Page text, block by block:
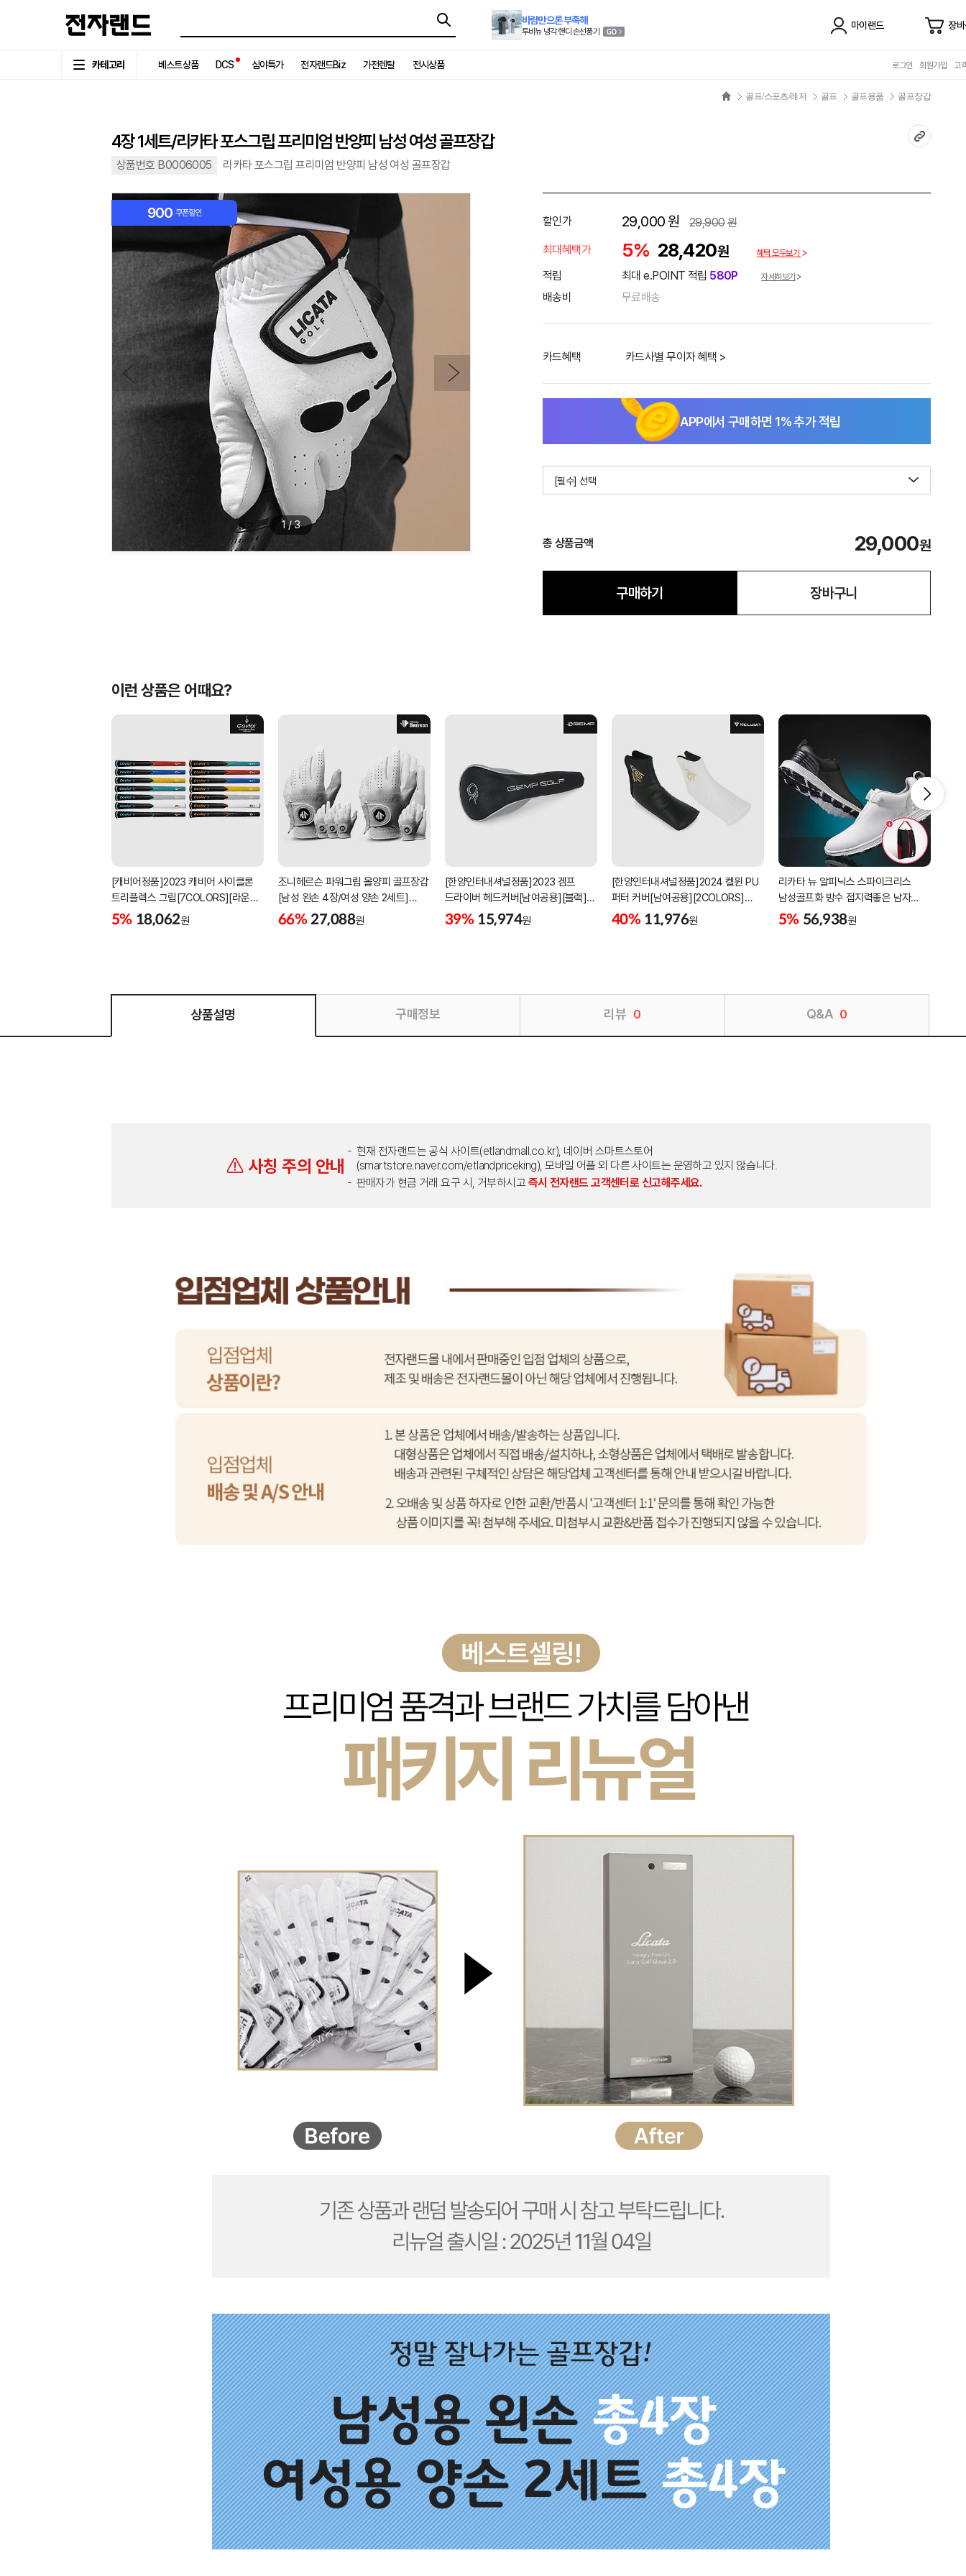
바람만으론 부족해
투비뉴 냉각 핸디 손선풍기
마이랜드 장
카테고리 베스트상품 DCS 심야특가 전자랜드Biz 가전렌탈 전시상품 로그인 회원가입 고
골프/스포츠/레저 골프 골프용품 골프장갑
4장 1세트/리카타 포스그립 프리미엄 반양피 남성 여성 골프장갑
상품번호 B0006005 리카타 포스그립 프리미엄 반양피 남성 여성 골프장갑
900 쿠폰할인
1/3
할인가 29,000원 29,900원
최대혜택가
5% 28,420원 혜택 모두보기
적립 최대 e.POINT 적립 580P 자세히보기
배송비 무료배송
카드혜택 카드사별 무이자 혜택 >
APP에서 구매하면 1% 추가 적립
[필수] 선택
총 상품금액 29,000원
구매하기 장바구니
이런 상품은 어때요?
[캐비어정품]2023 캐비어 사이클론
트리플렉스 그립[7COLORS][라운드]
[39g/42g/46g/50g][R/S 토크]
5% 18,062원
조니헤르슨 파워그립 올양피 골프장갑
[남성 왼손 4장/여성 양손 2세트]
[화이트][케이스포함]
66% 27,088원
[한양인터내셔널정품]2023 겜프
드라이버 헤드커버[남여공용][블랙]
[HD-302]
39% 15,974원
[한양인터내셔널정품]2024 켈윈 PU
퍼터 커버[남여공용][2COLORS]
[KW-PC320]
40% 11,976원
리카타 뉴 알피닉스 스파이크리스
남성골프화 방수 접지력좋은 남자
골프신발 C27102/신발가방제공
5% 56,938원
상품설명 구매정보 리뷰 0 Q&A 0
사칭 주의 안내
현재 전자랜드는 공식 사이트(etlandmall.co.kr), 네이버 스마트스토어
(smartstore.naver.com/etlandpriceking), 모바일 어플 외 다른 사이트는 운영하고 있지 않습니다.
판매자가 현금 거래 요구 시, 거부하시고 즉시 전자랜드 고객센터로 신고해주세요.